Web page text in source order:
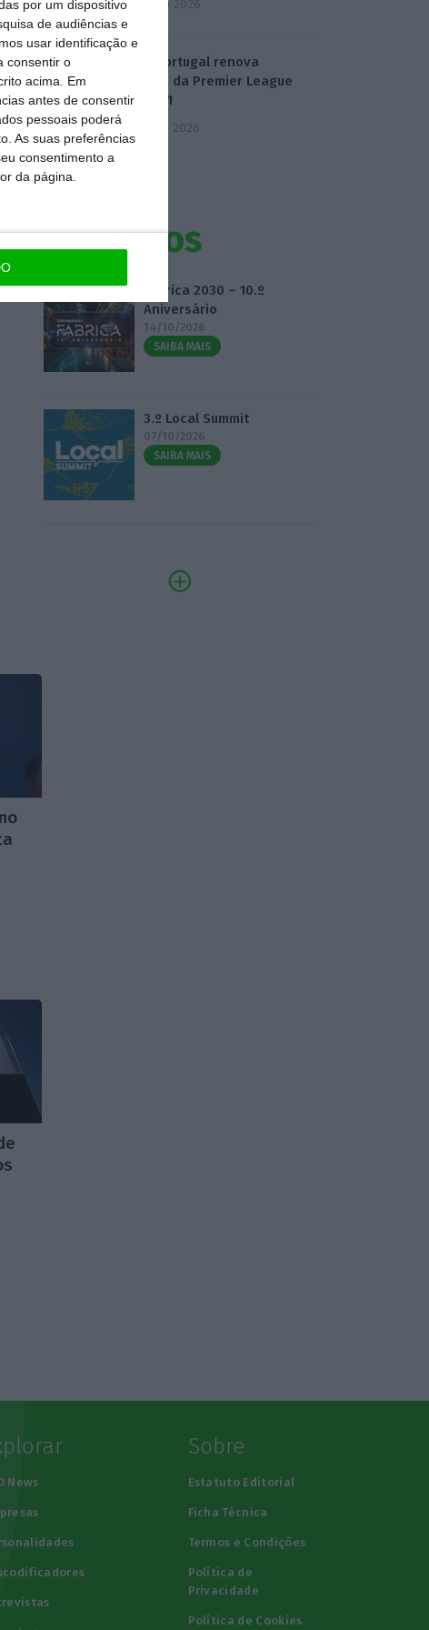
por um dispositivo
de audiências e
usar identificação e
consentir o
acima. Em
antes de consentir
pessoais poderá
As suas preferências
consentimento a
da página.
4 Agosto 2026
Dazn Portugal renova
direitos da Premier League
até 2031
5 Agosto 2026
Eventos
Fábrica 2030 – 10.º
Aniversário
14/10/2026
SAIBA MAIS
3.º Local Summit
07/10/2026
SAIBA MAIS
News
Sobre
Estatuto Editorial
Ficha Técnica
Termos e Condições
Política de
Privacidade
Política de Cookies